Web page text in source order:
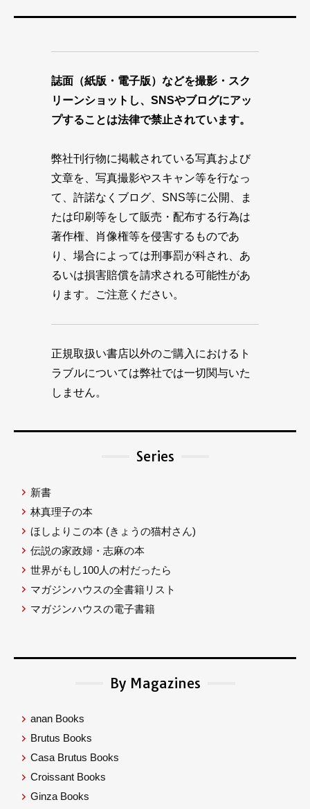
誌面（紙版・電子版）などを撮影・スク
リーンショットし、SNSやブログにアッ
プすることは法律で禁止されています。
弊社刊行物に掲載されている写真および
文章を、写真撮影やスキャン等を行なっ
て、許諾なくブログ、SNS等に公開、ま
たは印刷等をして販売・配布する行為は
著作権、肖像権等を侵害するものであ
り、場合によっては刑事罰が科され、あ
るいは損害賠償を請求される可能性があ
ります。ご注意ください。
正規取扱い書店以外のご購入におけるト
ラブルについては弊社では一切関与いた
しません。
Series
新書
林真理子の本
ほしよりこの本 (きょうの猫村さん)
伝説の家政婦・志麻の本
世界がもし100人の村だったら
マガジンハウスの全書籍リスト
マガジンハウスの電子書籍
By Magazines
anan Books
Brutus Books
Casa Brutus Books
Croissant Books
Ginza Books